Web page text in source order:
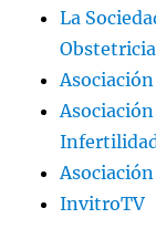
La
Obstetricia
InvitroTV